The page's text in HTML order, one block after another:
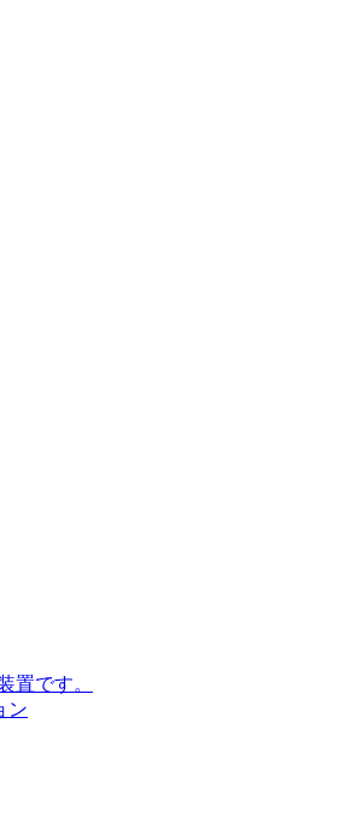
置です。
ン